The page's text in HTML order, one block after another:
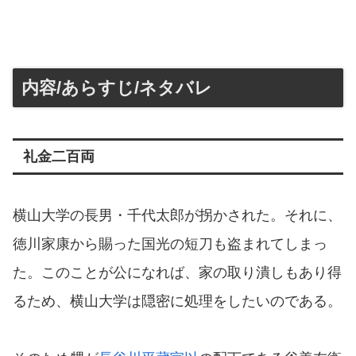
内容/あらすじ/ネタバレ
礼金二百両
横山大学の長男・千代太郎が拐かされた。それに、
徳川家康から賜った国光の短刀も盗まれてしまっ
た。このことが公になれば、家の取り潰しもあり得
るため、横山大学は隠密に処理をしたいのである。